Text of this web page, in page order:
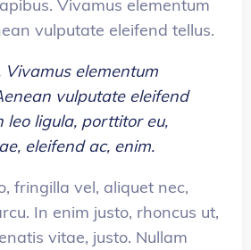
Vivamus elementum
vulputate eleifend tellus.
Vivamus elementum
vulputate eleifend
leo ligula, porttitor eu,
eleifend ac, enim.
fringilla vel, aliquet nec,
In enim justo, rhoncus ut,
vitae, justo. Nullam